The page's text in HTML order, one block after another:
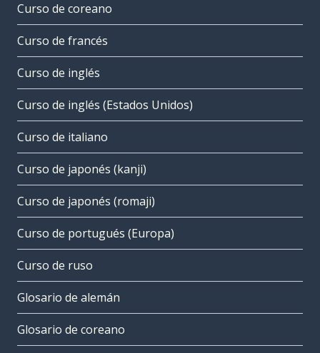
Curso de coreano
Curso de francés
Curso de inglés
Curso de inglés (Estados Unidos)
Curso de italiano
Curso de japonés (kanji)
Curso de japonés (romaji)
Curso de portugués (Europa)
Curso de ruso
Glosario de alemán
Glosario de coreano